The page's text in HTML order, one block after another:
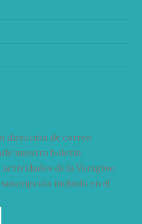
dirección de correo
nuestro boletín
de la Vorágine.
suscripción incluido en el